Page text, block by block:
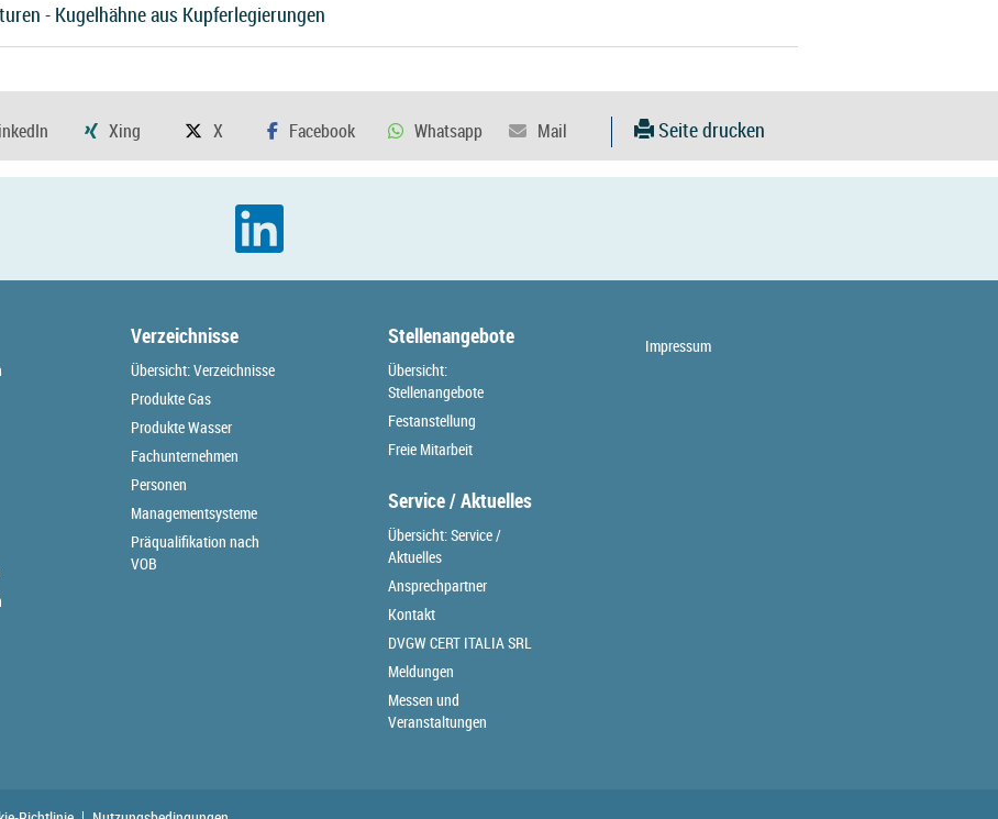
- Kugelhähne aus Kupferlegierungen
Seite drucken
Verzeichnisse
Übersicht: Verzeichnisse
Produkte Gas
Produkte Wasser
Fachunternehmen
Personen
Managementsysteme
Präqualifikation nach
VOB
Stellenangebote
Übersicht:
Stellenangebote
Festanstellung
Freie Mitarbeit
Service / Aktuelles
Übersicht: Service /
Aktuelles
Ansprechpartner
Kontakt
DVGW CERT ITALIA SRL
Meldungen
Messen und
Veranstaltungen
Impressum